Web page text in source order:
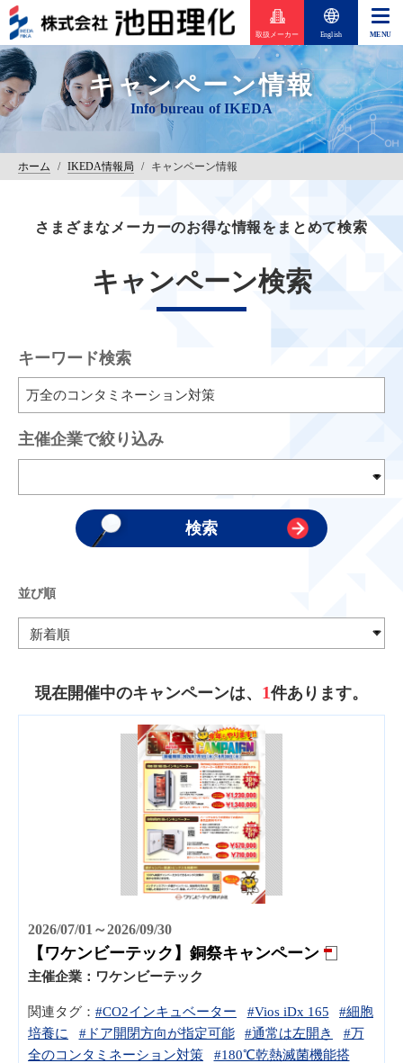
取扱メーカー English
キャンペーン情報
ホーム / IKEDA情報局 / キャンペーン情報
さまざまなメーカーのお得な情報をまとめて検索
キャンペーン検索
キーワード検索
主催企業で絞り込み
並び順
現在開催中のキャンペーンは、 1件あります。
2026/07/01～2026/09/30
【ワケンビーテック】銅祭キャンペーン
主催企業： ワケンビーテック
関連タグ： #CO2インキュベーター #Vios iDx 165
#細胞
培養に
#ドア開閉方向が指定可能 #通常は左開き
#万
全のコンタミネーション対策
#180℃乾熱滅菌機能搭